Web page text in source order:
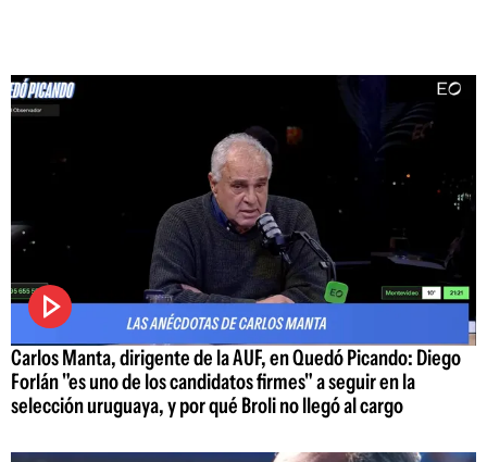
Carlos Manta, dirigente de la AUF, en Quedó Picando: Diego
Forlán "es uno de los candidatos firmes" a seguir en la
selección uruguaya, y por qué Broli no llegó al cargo